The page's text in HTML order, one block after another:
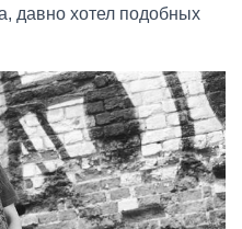
давно хотел подобных